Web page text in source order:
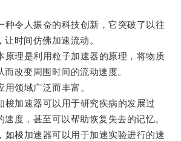
令人振奋的科技创新，它突破了以往
让时间仿佛加速流动。
理是利用粒子加速器的原理，将物质
改变周围时间的流动速度。
领域广泛而丰富。
加速器可以用于研究疾病的发展过
度，甚至可以帮助恢复失去的记忆。
梭加速器可以用于加速实验进行的速